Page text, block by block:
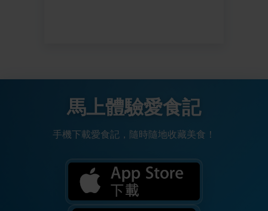
馬上體驗愛食記
手機下載愛食記，隨時隨地收藏美食！